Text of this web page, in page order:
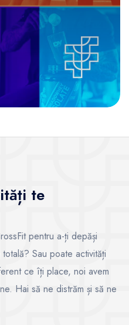
te
pentru a-ți depăși
Sau poate activități
ce îți place, noi avem
Hai să ne distrăm și să ne